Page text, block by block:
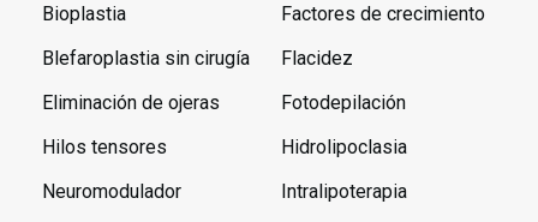
Bioplastia
Blefaroplastia sin cirugía
Eliminación de ojeras
Hilos tensores
Neuromodulador
Factores de crecimiento
Flacidez
Fotodepilación
Hidrolipoclasia
Intralipoterapia